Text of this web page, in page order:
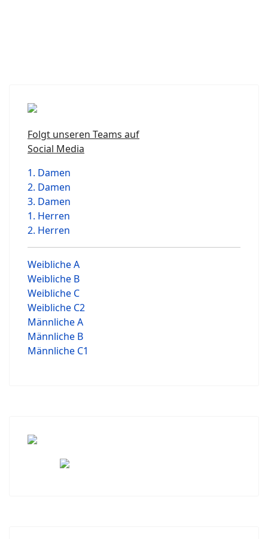
Folgt unseren Teams auf
Social Media
1. Damen
2. Damen
3. Damen
1. Herren
2. Herren
Weibliche A
Weibliche B
Weibliche C
Weibliche C2
Männliche A
Männliche B
Männliche C1